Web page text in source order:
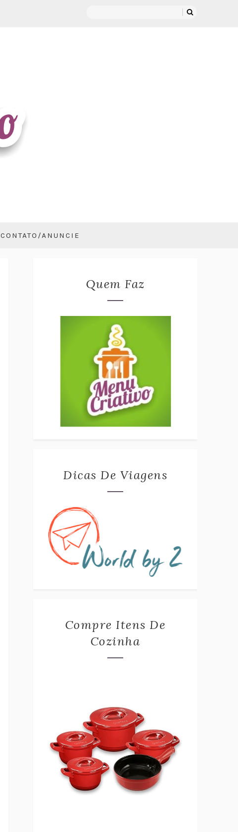
CONTATO/ANUNCIE
Quem Faz
Dicas De Viagens
Compre Itens De
Cozinha